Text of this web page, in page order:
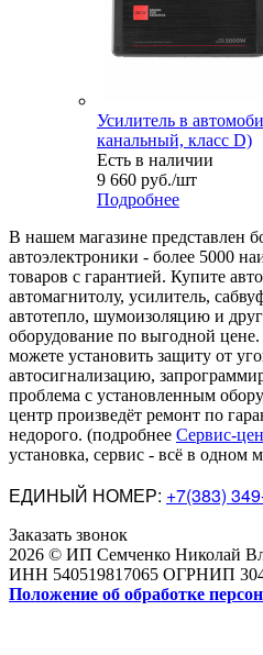
Усилитель в
канальный, класс D)
Есть в наличии
9 660 руб./шт
Подробнее
В нашем магазине представлен
автоэлектроники - более 5000
товаров с гарантией. Купите
автомагнитолу, усилитель,
автотепло, шумоизоляцию и
оборудование по выгодной
можете установить защиту от
автосигнализацию,
проблема с установленным
центр произведёт ремонт по
недорого. (подробнее Сервис-
установка, сервис - всё в одном
ЕДИНЫЙ НОМЕР: +7(383)
Заказать звонок
2026 © ИП Семченко Николай
ИНН 540519817065 ОГРНИП
Положение об обработке